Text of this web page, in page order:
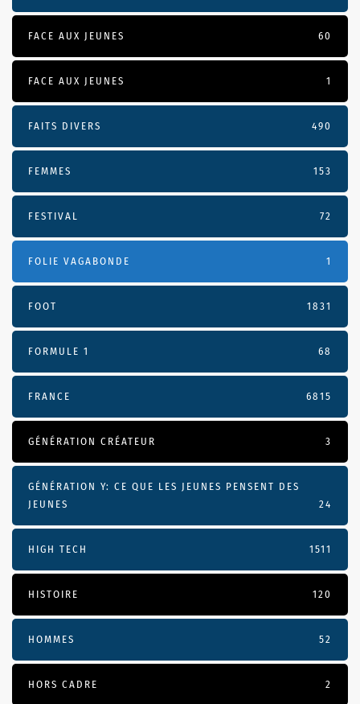
FACE AUX JEUNES 60
FACE AUX JEUNES 1
FAITS DIVERS 490
FEMMES 153
FESTIVAL 72
FOLIE VAGABONDE 1
FOOT 1831
FORMULE 1 68
FRANCE 6815
GÉNÉRATION CRÉATEUR 3
GÉNÉRATION Y: CE QUE LES JEUNES PENSENT DES
JEUNES
24
HIGH TECH 1511
HISTOIRE 120
HOMMES 52
HORS CADRE 2